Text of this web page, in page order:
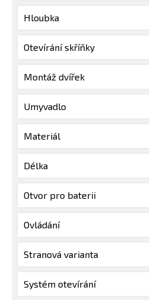
Hloubka
Otevírání skříňky
Montáž dvířek
Umyvadlo
Materiál
Délka
Otvor pro baterii
Ovládání
Stranová varianta
Systém otevírání